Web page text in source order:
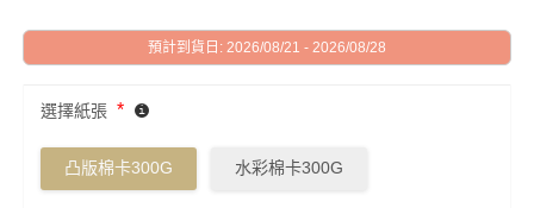
預計到貨日: 2026/08/21 - 2026/08/28
選擇紙張 *
凸版棉卡300G 水彩棉卡300G